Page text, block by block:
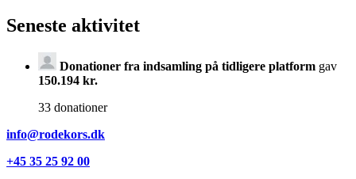
Seneste aktivitet
Donationer fra indsamling på tidligere platform gav
150.194 kr.
33 donationer
info@rodekors.dk
+45 35 25 92 00